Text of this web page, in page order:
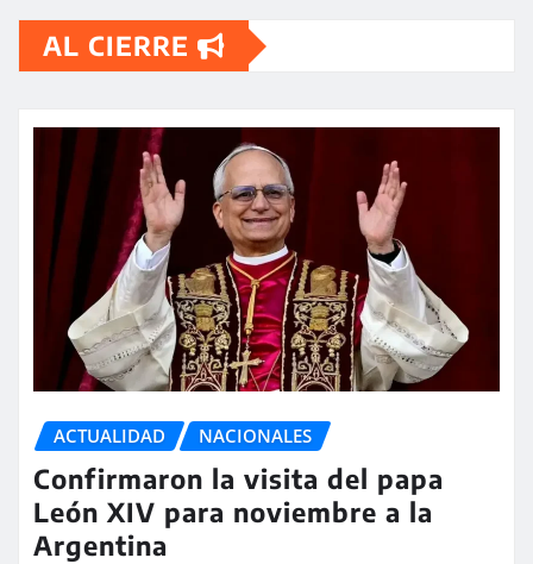
AL CIERRE
ACTUALIDAD NACIONALES
Confirmaron la visita del papa
León XIV para noviembre a la
Argentina